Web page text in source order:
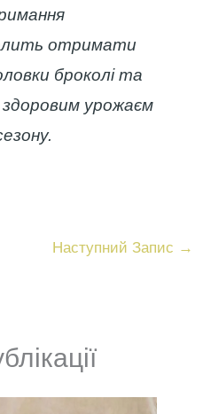
отримати
броколі та
урожаєм
Наступний Запис →